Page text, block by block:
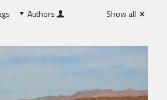
Authors Show all